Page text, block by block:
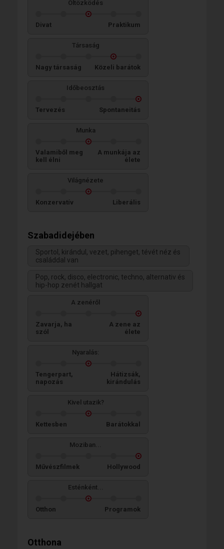
Öltözködés
Divat Praktikum
Társaság
Nagy társaság Közeli barátok
Időbeosztás
Tervezés Spontaneitás
Munka
Valamiből meg
kell élni
A munkája az
élete
Világnézete
Konzervatív Liberális
Szabadidejében
Sportol, kirándul, vezet, pihenget, tévét néz és
családdal van
Pop, rock, disco, electronic, techno, alternativ és
hip-hop zenét hallgat
A zenéről
Zavarja, ha
szól
A zene az
élete
Nyaralás:
Tengerpart,
napozás
Hátizsák,
kirándulás
Kivel utazik?
Kettesben Barátokkal
Moziban...
Művészfilmek Hollywood
Esténként...
Otthon Programok
Otthona